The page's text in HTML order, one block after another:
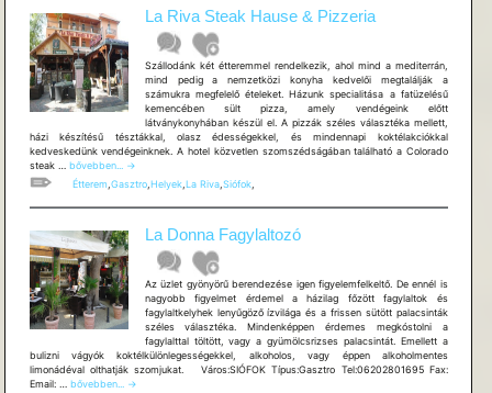
La Riva Steak Hause & Pizzeria
Szállodánk két étteremmel rendelkezik, ahol mind a mediterrán,
mind pedig a nemzetközi konyha kedvelői megtalálják a
számukra megfelelő ételeket. Házunk specialitása a fatüzelésű
kemencében sült pizza, amely vendégeink előtt
látványkonyhában készül el. A pizzák széles választéka mellett,
házi készítésű tésztákkal, olasz édességekkel, és mindennapi koktélakciókkal
kedveskedünk vendégeinknek. A hotel közvetlen szomszédságában található a Colorado
steak … La
Riva
Hause
Pizzeria
bővebben... →
Étterem Gasztro, Helyek, La Riva, Siófok,
La Donna Fagylaltozó
Az üzlet gyönyörű berendezése igen figyelemfelkeltő. De ennél is
nagyobb figyelmet érdemel a házilag főzött fagylaltok és
fagylaltkelyhek lenyűgöző ízvilága és a frissen sütött palacsinták
széles választéka. Mindenképpen érdemes megkóstolni a
fagylalttal töltött, vagy a gyümölcsrizses palacsintát. Emellett a
bulizni vágyók koktélkülönlegességekkel, alkoholos, vagy éppen alkoholmentes
limonádéval olthatják szomjukat. Város:SIÓFOK Típus:Gasztro Tel:06202801695 Fax:
Email: … La
bővebben...
→